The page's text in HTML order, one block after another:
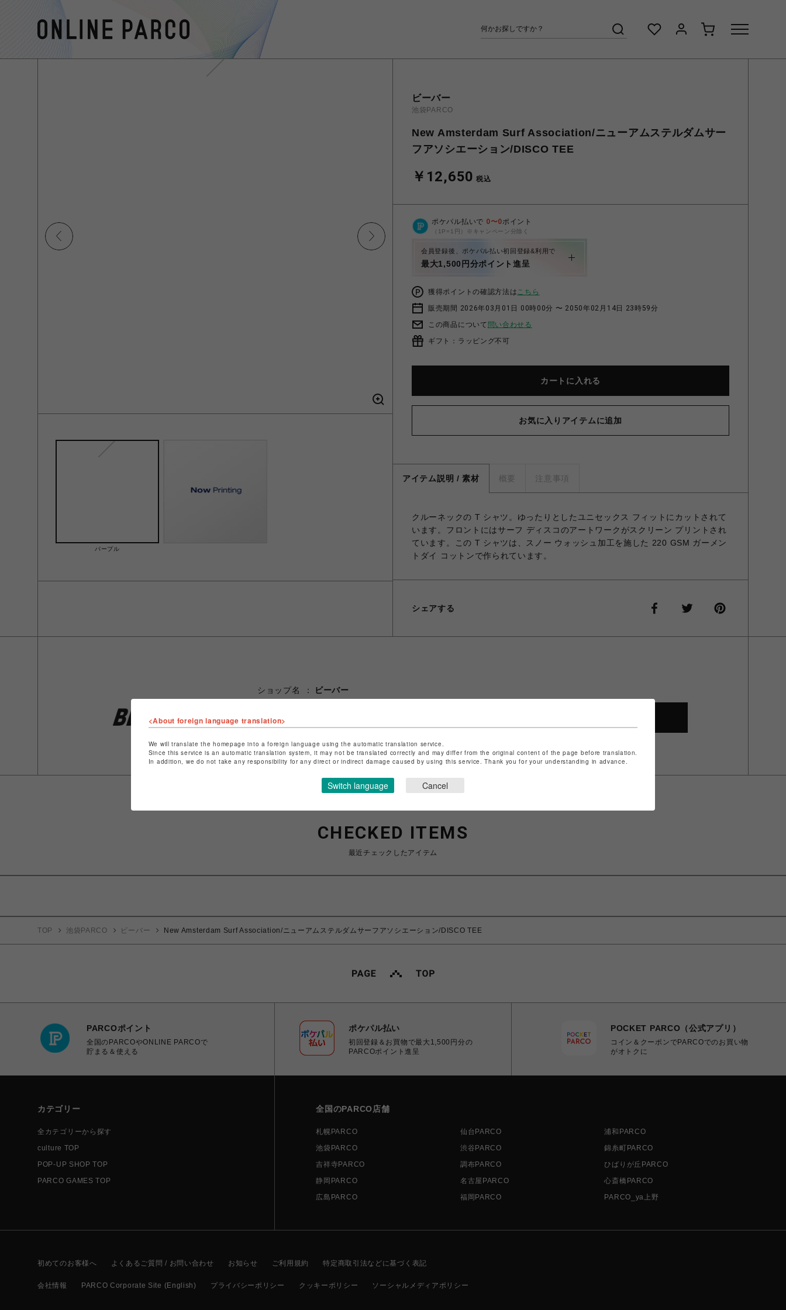
パープル
ビーバー
池袋PARCO
New Amsterdam Surf Association/ニューアムステルダムサー
フアソシエーション/DISCO TEE
￥12,650 税込
ポケパル払いで 0〜0ポイント
（1P=1円）※キャンペーン分除く
会員登録後、ポケパル払い初回登録&利用で
最大1,500円分ポイント進呈
獲得ポイントの確認方法はこちら
販売期間 2026年03月01日 00時00分 〜 2050年02月14日 23時59分
この商品について 問い合わせる
ギフト：ラッピング不可
カートに入れる
お気に入りアイテムに追加
アイテム説明 / 素材 概要 注意事項
クルーネックの T シャツ。ゆったりとしたユニセックス フィットにカットされて
います。フロントにはサーフ ディスコのアートワークがスクリーン プリントされ
ています。この T シャツは、スノー ウォッシュ加工を施した 220 GSM ガーメン
トダイ コットンで作られています。
シェアする
ショップ名
ビーバー
特定商取引法など法令に基づく表記はこちら
ショップお問い合わせは こちら
CHECKED ITEMS
最近チェックしたアイテム
TOP 池袋PARCO ビーバー New Amsterdam Surf Association/ニューアムステルダムサーフアソシエーション/DISCO TEE
PARCOポイント
全国のPARCOやONLINE PARCOで
貯まる＆使える
ポケパル払い
初回登録＆お買物で最大1,500円分の
PARCOポイント進呈
POCKET PARCO（公式アプリ）
コイン＆クーポンでPARCOでのお買い物
がオトクに
カテゴリー
全カテゴリーから探す
culture TOP
POP-UP SHOP TOP
PARCO GAMES TOP
全国のPARCO店舗
札幌PARCO 仙台PARCO
浦和PARCO
池袋PARCO
渋谷PARCO
錦糸町PARCO
吉祥寺PARCO
調布PARCO
ひばりが丘PARCO
静岡PARCO
名古屋PARCO
心斎橋PARCO
広島PARCO
福岡PARCO PARCO_ya上野
初めてのお客様へ よくあるご質問 / お問い合わせ お知らせ ご利用規約 特定商取引法などに基づく表記
会社情報 PARCO Corporate Site (English) プライバシーポリシー クッキーポリシー ソーシャルメディアポリシー
<About foreign language translation>
We will translate the homepage into a foreign language using the automatic translation service.
Since this service is an automatic translation system, it may not be translated correctly and may differ from the original content of the page before translation.
In addition, we do not take any responsibility for any direct or indirect damage caused by using this service. Thank you for your understanding in advance.
Switch language Cancel